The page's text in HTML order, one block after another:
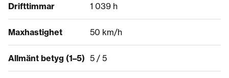
Drifttimmar 1 039 h
Maxhastighet 50 km/h
Allmänt betyg (1–5) 5 / 5